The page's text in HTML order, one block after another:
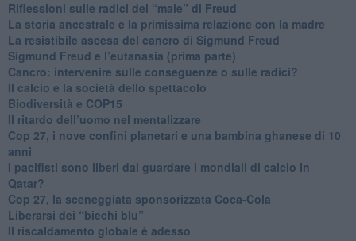
Riflessioni sulle radici del “male” di Freud
​La storia ancestrale e la primissima relazione con la madre
​La resistibile ascesa del cancro di Sigmund Freud
Sigmund Freud e l’eutanasia (prima parte)
Cancro: intervenire sulle conseguenze o sulle radici?
​Il calcio e la società dello spettacolo
Biodiversità e COP15
​Il ritardo dell’uomo nel mentalizzare
​Cop 27, i nove confini planetari e una bambina ghanese di 10
anni
​I pacifisti sono liberi dal guardare i mondiali di calcio in
Qatar?
​Cop 27, la sceneggiata sponsorizzata Coca-Cola
​Liberarsi dei “biechi blu”
Il riscaldamento globale è adesso